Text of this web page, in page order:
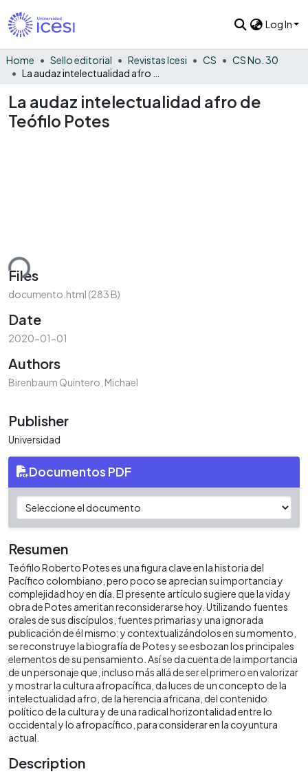
Log In
Home Sello editorial Revistas Icesi CS
CS No. 30
La audaz intelectualidad afro de
Teófilo Potes
Files
documento.html (283 B)
Date
2020-01-01
Authors
Birenbaum Quintero, Michael
Publisher
Universidad
Documentos PDF
Resumen
Teófilo Roberto Potes es una figura clave en la historia del
Pacífico colombiano, pero poco se aprecian su importancia y
complejidad hoy en día. El presente artículo sugiere que la vida y
obra de Potes ameritan reconsiderarse hoy. Utilizando fuentes
orales de sus discípulos, fuentes primarias y una ignorada
publicación de él mismo; y contextualizándolos en su momento,
se reconstruye la biografía de Potes y se esbozan los principales
elementos de su pensamiento. Así se da cuenta de la importancia
de un personaje que, incluso más allá de ser el primero en valorizar
y mostrar la cultura afropacífica, da luces de un concepto de la
intelectualidad afro, de la herencia africana, del contenido
político de la cultura y de una radical horizontalidad entre lo
occidental y lo afropacífico, para considerar en la coyuntura
actual.
Description